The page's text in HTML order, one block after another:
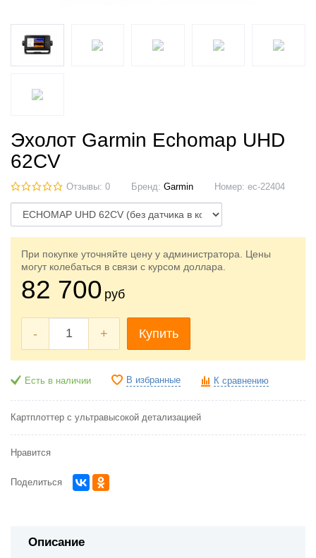
Эхолот Garmin Echomap UHD
62CV
Отзывы: 0 Бренд: Garmin Номер: ec-22404
При покупке уточняйте цену у администратора. Цены
могут колебаться в связи с курсом доллара.
82 700 руб
- + Купить
Есть в наличии В избранные К сравнению
Картплоттер с ультравысокой детализацией
Нравится
Поделиться
Описание